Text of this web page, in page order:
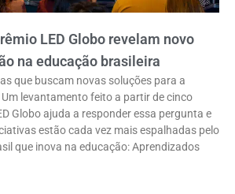
LED Globo revelam novo
na educação brasileira
que buscam novas soluções para a
levantamento feito a partir de cinco
Globo ajuda a responder essa pergunta e
estão cada vez mais espalhadas pelo
que inova na educação: Aprendizados